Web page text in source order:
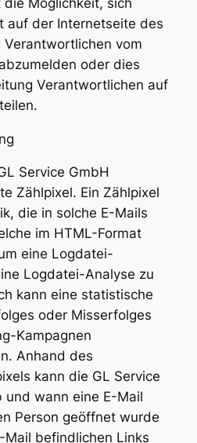
auf der Internetseite des
vom
oder dies
Verantwortlichen auf
Service GmbH
Zählpixel. Ein Zählpixel
die in solche E-Mails
im HTML-Format
eine Logdatei-
Logdatei-Analyse zu
kann eine statistische
oder Misserfolges
Kampagnen
Anhand des
kann die GL Service
und wann eine E-Mail
Person geöffnet wurde
befindlichen Links